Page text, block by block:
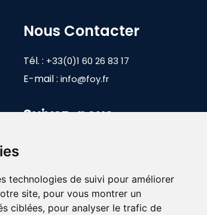
technologies de suivi pour améliorer
site, pour vous montrer un
ciblées, pour analyser le trafic de
Nous Contacter
Tél. : +33(0)1 60 26 83 17
E-mail :info@foy.fr
Suivez-nous